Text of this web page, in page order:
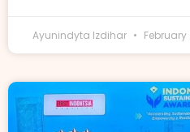
Ayunindyta Izdihar February